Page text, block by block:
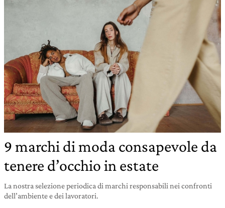
9 marchi di moda consapevole da
tenere d’occhio in estate
La nostra selezione periodica di marchi responsabili nei confronti
dell’ambiente e dei lavoratori.